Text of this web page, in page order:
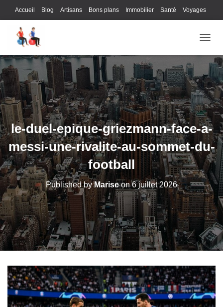
Accueil Blog Artisans Bons plans Immobilier Santé Voyages
Lifestyle
Juridique Logistique Publicité Technologie
le-duel-epique-griezmann-face-a-
messi-une-rivalite-au-sommet-du-
football
Published byMariseon6 juillet 2026